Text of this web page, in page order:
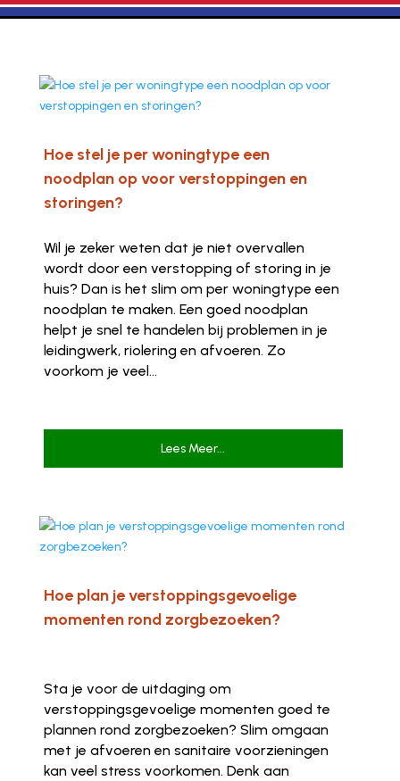
Hoe stel je per woningtype een
noodplan op voor verstoppingen en
storingen?
Wil je zeker weten dat je niet overvallen
wordt door een verstopping of storing in je
huis? Dan is het slim om per woningtype een
noodplan te maken. Een goed noodplan
helpt je snel te handelen bij problemen in je
leidingwerk, riolering en afvoeren. Zo
voorkom je veel...
Lees Meer...
Hoe plan je verstoppingsgevoelige
momenten rond zorgbezoeken?
Sta je voor de uitdaging om
verstoppingsgevoelige momenten goed te
plannen rond zorgbezoeken? Slim omgaan
met je afvoeren en sanitaire voorzieningen
kan veel stress voorkomen. Denk aan